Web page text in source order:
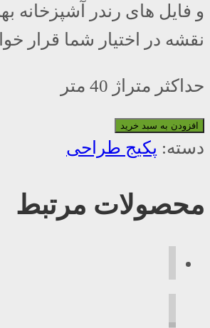
و فایل های رندر آشپزخانه
نقشه در اختیار شما قرار
حداکثر متراژ 40 متر
افزودن به سبد خرید
دسته: پکیج طراحی
محصولات مرتبط